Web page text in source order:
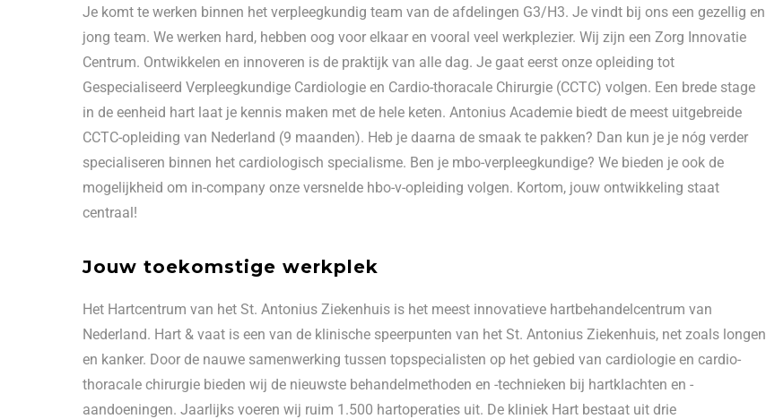
Je komt te werken binnen het verpleegkundig team van de afdelingen G3/H3. Je vindt bij ons een gezellig en
jong team. We werken hard, hebben oog voor elkaar en vooral veel werkplezier. Wij zijn een Zorg Innovatie
Centrum. Ontwikkelen en innoveren is de praktijk van alle dag. Je gaat eerst onze opleiding tot
Gespecialiseerd Verpleegkundige Cardiologie en Cardio-thoracale Chirurgie (CCTC) volgen. Een brede stage
in de eenheid hart laat je kennis maken met de hele keten. Antonius Academie biedt de meest uitgebreide
CCTC-opleiding van Nederland (9 maanden). Heb je daarna de smaak te pakken? Dan kun je je nóg verder
specialiseren binnen het cardiologisch specialisme. Ben je mbo-verpleegkundige? We bieden je ook de
mogelijkheid om in-company onze versnelde hbo-v-opleiding volgen. Kortom, jouw ontwikkeling staat
centraal!
Jouw toekomstige werkplek
Het Hartcentrum van het St. Antonius Ziekenhuis is het meest innovatieve hartbehandelcentrum van
Nederland. Hart & vaat is een van de klinische speerpunten van het St. Antonius Ziekenhuis, net zoals longen
en kanker. Door de nauwe samenwerking tussen topspecialisten op het gebied van cardiologie en cardio-
thoracale chirurgie bieden wij de nieuwste behandelmethoden en -technieken bij hartklachten en -
aandoeningen. Jaarlijks voeren wij ruim 1.500 hartoperaties uit. De kliniek Hart bestaat uit drie